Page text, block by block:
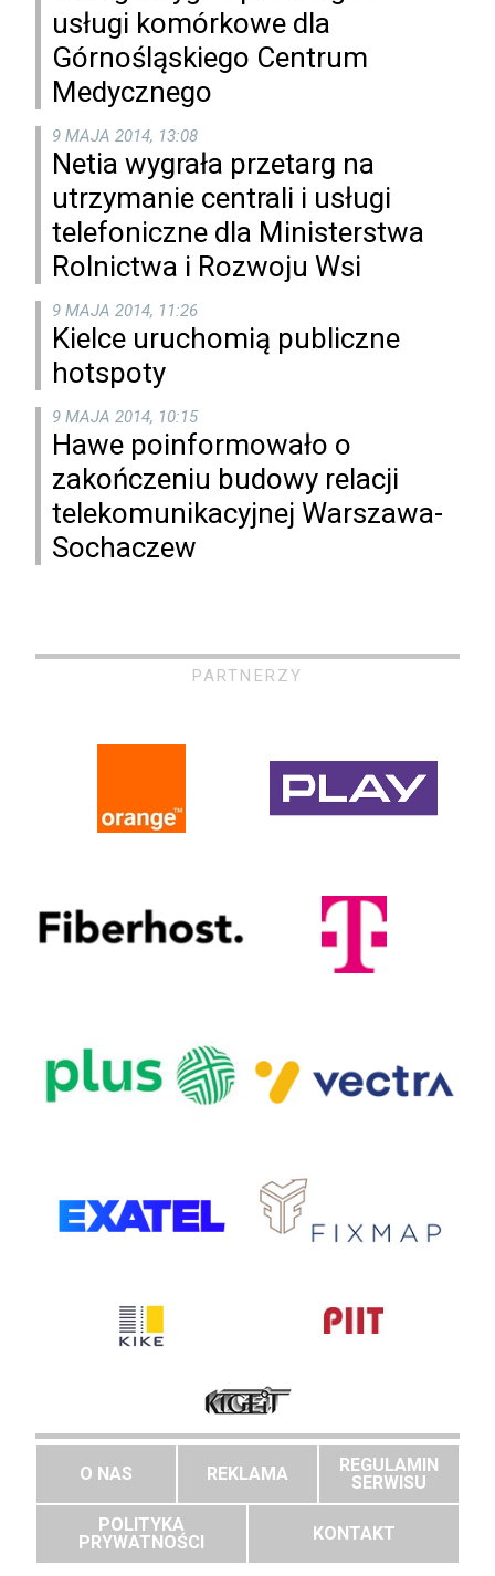
usługi komórkowe dla
Górnośląskiego Centrum
Medycznego
9 MAJA 2014, 13:08
Netia wygrała przetarg na
utrzymanie centrali i usługi
telefoniczne dla Ministerstwa
Rolnictwa i Rozwoju Wsi
9 MAJA 2014, 11:26
Kielce uruchomią publiczne
hotspoty
9 MAJA 2014, 10:15
Hawe poinformowało o
zakończeniu budowy relacji
telekomunikacyjnej Warszawa-
Sochaczew
PARTNERZY
O NAS REKLAMA
REGULAMIN
SERWISU
POLITYKA
PRYWATNOŚCI
KONTAKT